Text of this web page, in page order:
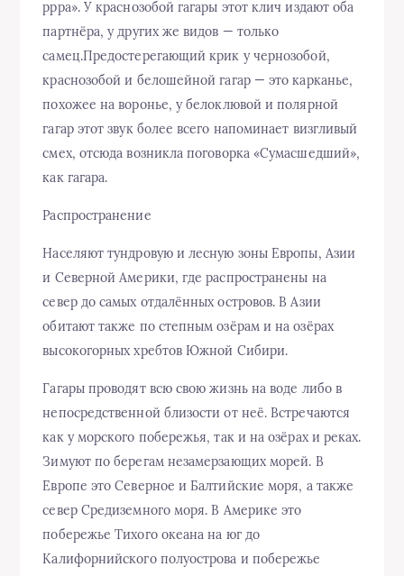
ррра». У краснозобой гагары этот клич издают оба
партнёра, у других же видов — только
самец.Предостерегающий крик у чернозобой,
краснозобой и белошейной гагар — это карканье,
похожее на воронье, у белоклювой и полярной
гагар этот звук более всего напоминает визгливый
смех, отсюда возникла поговорка «Сумасшедший»,
как гагара.
Распространение
Населяют тундровую и лесную зоны Европы, Азии
и Северной Америки, где распространены на
север до самых отдалённых островов. В Азии
обитают также по степным озёрам и на озёрах
высокогорных хребтов Южной Сибири.
Гагары проводят всю свою жизнь на воде либо в
непосредственной близости от неё. Встречаются
как у морского побережья, так и на озёрах и реках.
Зимуют по берегам незамерзающих морей. В
Европе это Северное и Балтийские моря, а также
север Средиземного моря. В Америке это
побережье Тихого океана на юг до
Калифорнийского полуострова и побережье